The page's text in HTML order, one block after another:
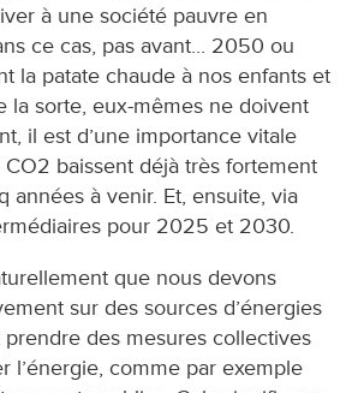
à une société pauvre en
ce cas, pas avant... 2050 ou
la patate chaude à nos enfants et
la sorte, eux-mêmes ne doivent
il est d’une importance vitale
baissent déjà très fortement
années à venir. Et, ensuite, via
pour 2025 et 2030.
que nous devons
sur des sources d’énergies
des mesures collectives
l’énergie, comme par exemple